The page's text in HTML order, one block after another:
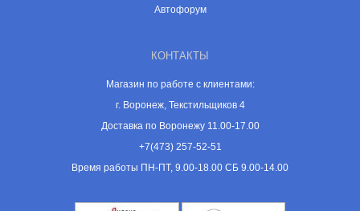
Автофорум
КОНТАКТЫ
Магазин по работе с клиентами:
г. Воронеж, Текстильщиков 4
Доставка по Воронежу 11.00-17.00
+7(473) 257-52-51
Время работы ПН-ПТ, 9.00-18.00 СБ 9.00-14.00